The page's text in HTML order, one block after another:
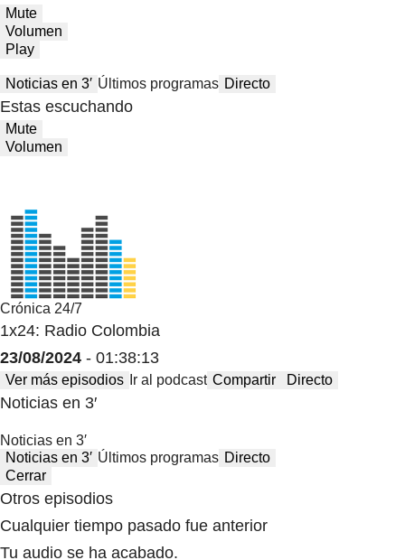
Mute
Volumen
Play
Noticias en 3′ Últimos programas Directo
Estas escuchando
Mute
Volumen
Crónica 24/7
1x24: Radio Colombia
23/08/2024 - 01:38:13
Ver más episodios Ir al podcast Compartir Directo
Noticias en 3′
Noticias en 3′
Noticias en 3′ Últimos programas Directo
Cerrar
Otros episodios
Cualquier tiempo pasado fue anterior
Tu audio se ha acabado.